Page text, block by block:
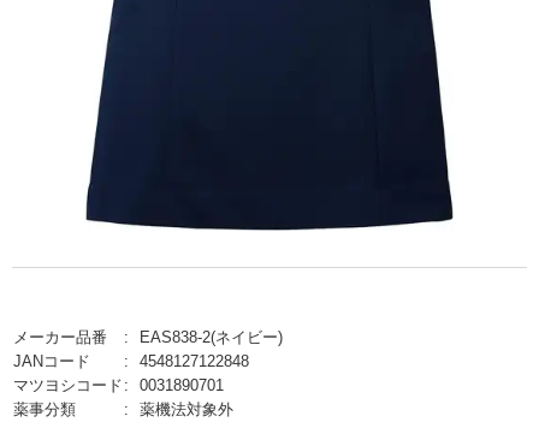
メーカー品番
EAS838-2(ネイビー)
JANコード
4548127122848
マツヨシコード
0031890701
薬事分類
薬機法対象外